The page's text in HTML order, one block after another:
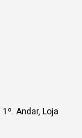
Andar, Loja